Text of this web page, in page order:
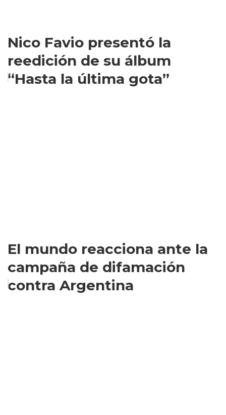
Nico Favio presentó la
reedición de su álbum
“Hasta la última gota”
El mundo reacciona ante la
campaña de difamación
contra Argentina